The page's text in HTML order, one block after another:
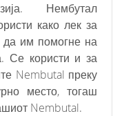
Нембутал
како лек за
да им помогне на
Се користи и за
Nembutal преку
место, тогаш
Nembutal.